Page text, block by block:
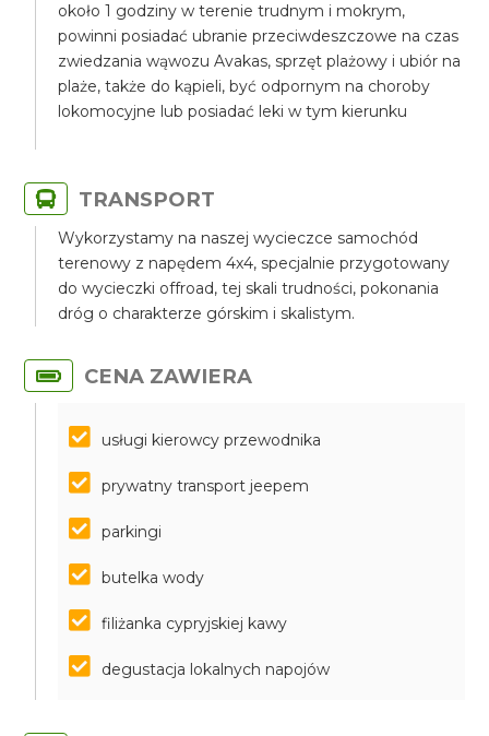
około 1 godziny w terenie trudnym i mokrym,
powinni posiadać ubranie przeciwdeszczowe na czas
zwiedzania wąwozu Avakas, sprzęt plażowy i ubiór na
plaże, także do kąpieli, być odpornym na choroby
lokomocyjne lub posiadać leki w tym kierunku
TRANSPORT
Wykorzystamy na naszej wycieczce samochód
terenowy z napędem 4x4, specjalnie przygotowany
do wycieczki offroad, tej skali trudności, pokonania
dróg o charakterze górskim i skalistym.
CENA ZAWIERA
usługi kierowcy przewodnika
prywatny transport jeepem
parkingi
butelka wody
filiżanka cypryjskiej kawy
degustacja lokalnych napojów